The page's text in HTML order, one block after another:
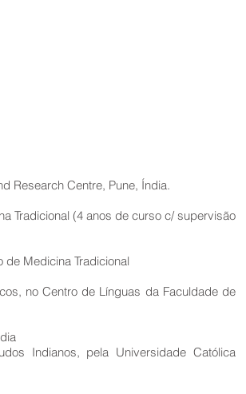
Research Centre, Pune, Índia.
Tradicional (4 anos de curso c/ supervisão
Medicina Tradicional
no Centro de Línguas da Faculdade de
Indianos, pela Universidade Católica